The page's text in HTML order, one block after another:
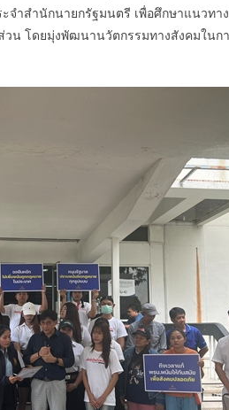
จำสำนักนายกรัฐมนตรี เพื่อศึกษาแนวท
น โดยมุ่งพัฒนานวัตกรรมทางสังคมในก